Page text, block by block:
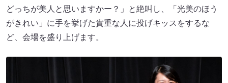
どっちが美人と思いますかー？」と絶叫し、「光美のほう
がきれい」に手を挙げた貴重な人に投げキッスをするな
ど、会場を盛り上げます。